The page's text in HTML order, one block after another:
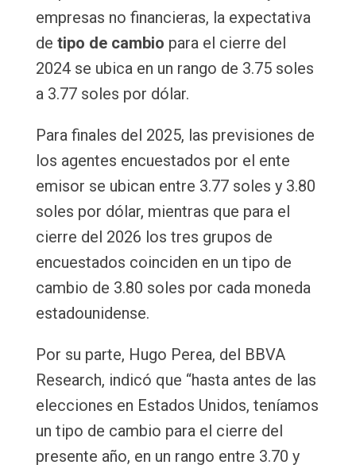
empresas no financieras, la expectativa
de tipo de cambio para el cierre del
2024 se ubica en un rango de 3.75 soles
a 3.77 soles por dólar.
Para finales del 2025, las previsiones de
los agentes encuestados por el ente
emisor se ubican entre 3.77 soles y 3.80
soles por dólar, mientras que para el
cierre del 2026 los tres grupos de
encuestados coinciden en un tipo de
cambio de 3.80 soles por cada moneda
estadounidense.
Por su parte, Hugo Perea, del BBVA
Research, indicó que “hasta antes de las
elecciones en Estados Unidos, teníamos
un tipo de cambio para el cierre del
presente año, en un rango entre 3.70 y